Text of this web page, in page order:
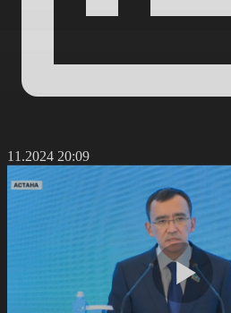
20:09